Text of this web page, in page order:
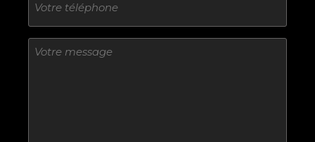
Sans
titre